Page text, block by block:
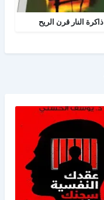
ذاكرة النار قرن الريح